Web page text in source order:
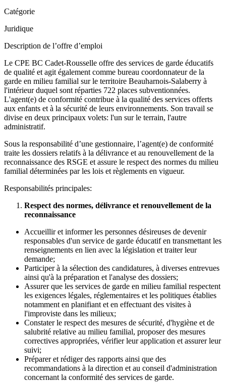
Catégorie
Juridique
Description de l’offre d’emploi
Le CPE BC Cadet-Rousselle offre des services de garde éducatifs
de qualité et agit également comme bureau coordonnateur de la
garde en milieu familial sur le territoire Beauharnois-Salaberry à
l'intérieur duquel sont réparties 722 places subventionnées.
L'agent(e) de conformité contribue à la qualité des services offerts
aux enfants et à la sécurité de leurs environnements. Son travail se
divise en deux principaux volets: l'un sur le terrain, l'autre
administratif.
Sous la responsabilité d’une gestionnaire, l’agent(e) de conformité
traite les dossiers relatifs à la délivrance et au renouvellement de la
reconnaissance des RSGE et assure le respect des normes du milieu
familial déterminées par les lois et règlements en vigueur.
Responsabilités principales:
Respect des normes, délivrance et renouvellement de la
reconnaissance
Accueillir et informer les personnes désireuses de devenir
responsables d'un service de garde éducatif en transmettant les
renseignements en lien avec la législation et traiter leur
demande;
Participer à la sélection des candidatures, à diverses entrevues
ainsi qu'à la préparation et l'analyse des dossiers;
Assurer que les services de garde en milieu familial respectent
les exigences légales, réglementaires et les politiques établies
notamment en planifiant et en effectuant des visites à
l'improviste dans les milieux;
Constater le respect des mesures de sécurité, d'hygiène et de
salubrité relative au milieu familial, proposer des mesures
correctives appropriées, vérifier leur application et assurer leur
suivi;
Préparer et rédiger des rapports ainsi que des
recommandations à la direction et au conseil d'administration
concernant la conformité des services de garde.